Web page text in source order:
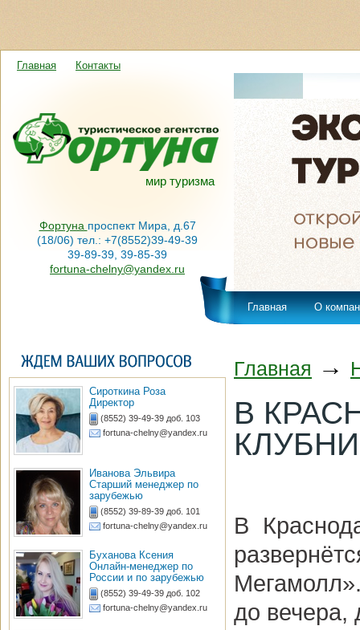
мир туризма
Главная Контакты
Фортуна проспект Мира, д.67
(18/06) тел.: +7(8552)39-49-39
39-89-39, 39-85-39
fortuna-chelny@yandex.ru
Главная О
Сироткина Роза
Директор
(8552) 39-49-39 доб. 103
fortuna-chelny@yandex.ru
Иванова Эльвира
Старший менеджер по
зарубежью
(8552) 39-89-39 доб. 101
fortuna-chelny@yandex.ru
Буханова Ксения
Онлайн-менеджер по
России и по зарубежью
(8552) 39-49-39 доб. 102
fortuna-chelny@yandex.ru
Главная →
В
В
до вечера,